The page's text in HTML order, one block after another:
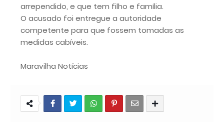
arrependido, e que tem filho e família.
O acusado foi entregue a autoridade
competente para que fossem tomadas as
medidas cabíveis.
Maravilha Notícias